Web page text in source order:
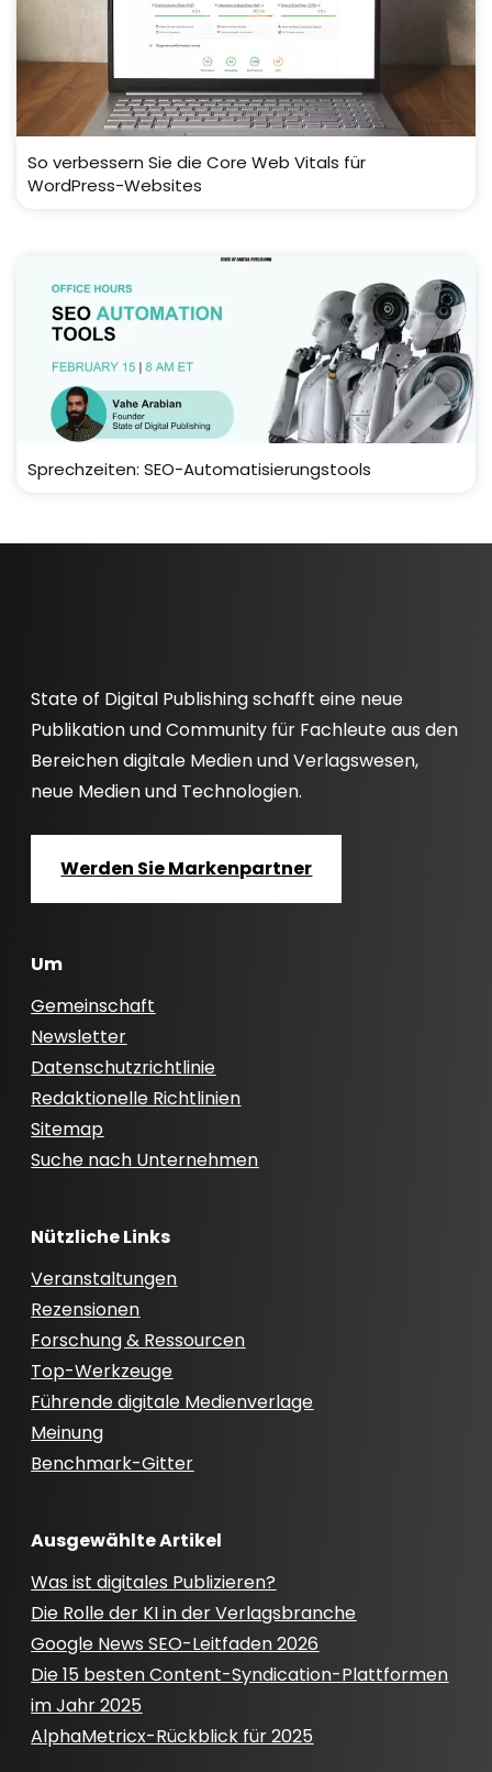
So verbessern Sie die Core Web Vitals für
WordPress-Websites
Sprechzeiten: SEO-Automatisierungstools
State of Digital Publishing schafft eine neue
Publikation und Community für Fachleute aus den
Bereichen digitale Medien und Verlagswesen,
neue Medien und Technologien.
Werden Sie Markenpartner
Um
Gemeinschaft
Newsletter
Datenschutzrichtlinie
Redaktionelle Richtlinien
Sitemap
Suche nach Unternehmen
Nützliche Links
Veranstaltungen
Rezensionen
Forschung & Ressourcen
Top-Werkzeuge
Führende digitale Medienverlage
Meinung
Benchmark-Gitter
Ausgewählte Artikel
Was ist digitales Publizieren?
Die Rolle der KI in der Verlagsbranche
Google News SEO-Leitfaden 2026
Die 15 besten Content-Syndication-Plattformen
im Jahr 2025
AlphaMetricx-Rückblick für 2025